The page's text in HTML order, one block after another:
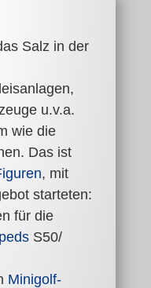
Salz in der
u.v.a.
wie die
Das ist
, mit
starteten:
für die
S50/
Minigolf-